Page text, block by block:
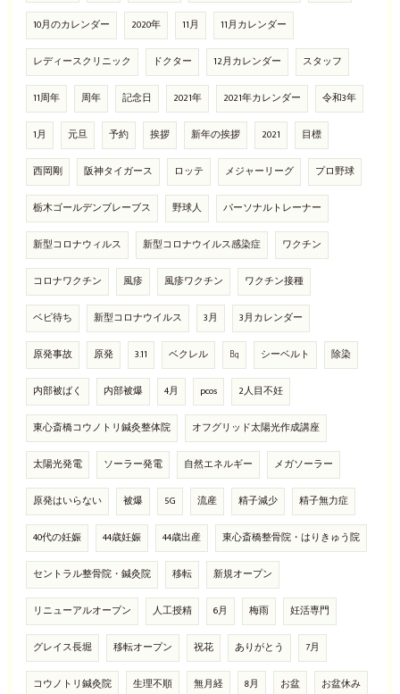
10月のカレンダー 2020年 11月 11月カレンダー
レディースクリニック ドクター 12月カレンダー スタッフ
11周年 周年 記念日 2021年 2021年カレンダー 令和3年
1月 元旦 予約 挨拶 新年の挨拶 2021 目標
西岡剛 阪神タイガース ロッテ メジャーリーグ プロ野球
栃木ゴールデンブレーブス 野球人 パーソナルトレーナー
新型コロナウィルス 新型コロナウイルス感染症 ワクチン
コロナワクチン 風疹 風疹ワクチン ワクチン接種
ベビ待ち 新型コロナウイルス 3月 3月カレンダー
原発事故 原発 3.11 ベクレル ㏃ シーベルト 除染
内部被ばく 内部被爆 4月 pcos 2人目不妊
東心斎橋コウノトリ鍼灸整体院 オフグリッド太陽光作成講座
太陽光発電 ソーラー発電 自然エネルギー メガソーラー
原発はいらない 被爆 5G 流産 精子減少 精子無力症
40代の妊娠 44歳妊娠 44歳出産 東心斎橋整骨院・はりきゅう院
セントラル整骨院・鍼灸院 移転 新規オープン
リニューアルオープン 人工授精 6月 梅雨 妊活専門
グレイス長堀 移転オープン 祝花 ありがとう 7月
コウノトリ鍼灸院 生理不順 無月経 8月 お盆 お盆休み